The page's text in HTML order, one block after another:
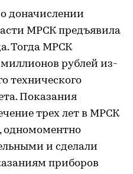
доначислении
МРСК предъявила
Тогда МРСК
рублей из-
технического
Показания
трех лет в МРСК
одномоментно
и сделали
приборов